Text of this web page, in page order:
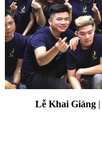
Lễ Khai Giảng|